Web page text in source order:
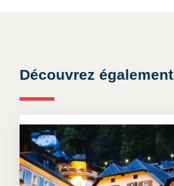
Découvrez également